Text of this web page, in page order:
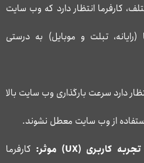
کارفرما انتظار دارد که وب سایت
تبلت و موبایل) به درستی
دارد سرعت بارگذاری وب سایت بالا
از وب سایت معطل نشوند.
کاربری (UX) موثر: کارفرما